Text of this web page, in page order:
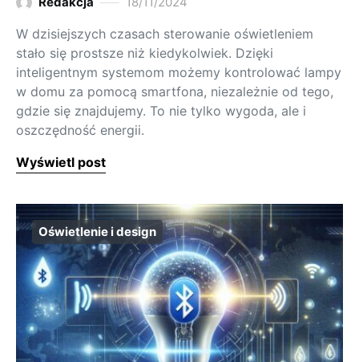
W dzisiejszych czasach sterowanie oświetleniem
stało się prostsze niż kiedykolwiek. Dzięki
inteligentnym systemom możemy kontrolować lampy
w domu za pomocą smartfona, niezależnie od tego,
gdzie się znajdujemy. To nie tylko wygoda, ale i
oszczędność energii.
Wyświetl post
Oświetlenie i design